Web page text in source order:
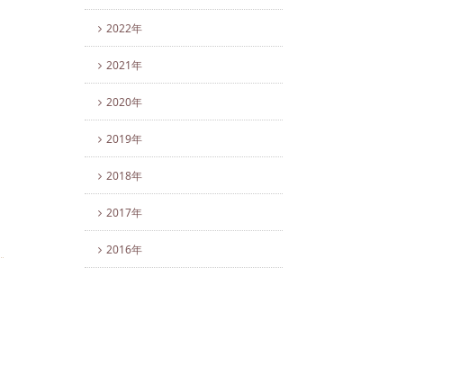
2022年
2021年
2020年
2019年
2018年
2017年
2016年